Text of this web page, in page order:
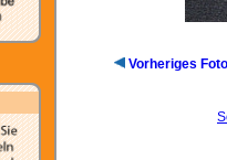
Vorheriges Foto